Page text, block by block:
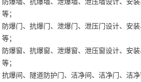
等；
防爆门、抗爆门、泄爆门、泄压门设计、安
等；
防爆窗、抗爆窗、泄爆窗、泄压窗设计、安
等；
抗爆间、隧道防护门、洁净间、洁净门、洁